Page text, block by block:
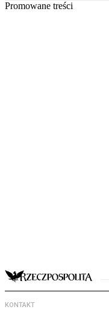
Promowane treści
KONTAKT